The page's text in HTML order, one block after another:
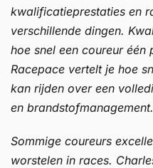
kwalificatieprestaties en
verschillende dingen.
hoe snel een coureur
Racepace vertelt je hoe
kan rijden over een
en brandstofmanagement.
Sommige coureurs
worstelen in races.